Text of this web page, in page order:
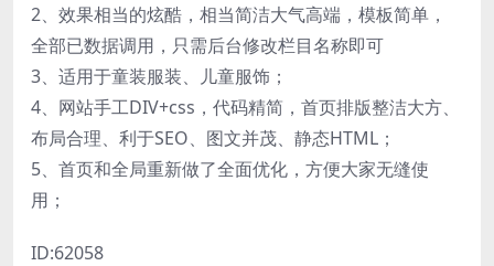
2、效果相当的炫酷，相当简洁大气高端，模板简单，
全部已数据调用，只需后台修改栏目名称即可
3、适用于童装服装、儿童服饰；
4、网站手工DIV+css，代码精简，首页排版整洁大方、
布局合理、利于SEO、图文并茂、静态HTML；
5、首页和全局重新做了全面优化，方便大家无缝使
用；
ID:62058